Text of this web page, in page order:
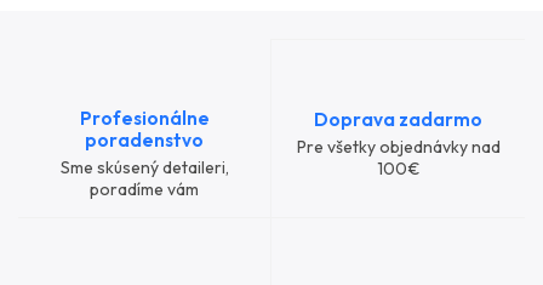
Profesionálne
poradenstvo
Sme skúsený detaileri,
poradíme vám
Doprava zadarmo
Pre všetky objednávky nad
100€